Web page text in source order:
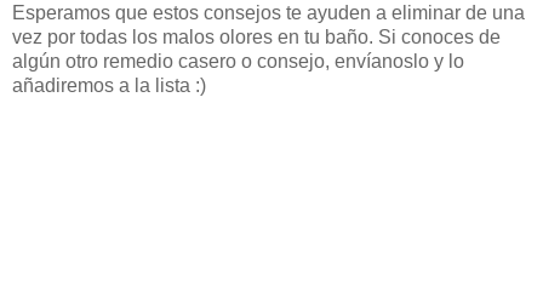
Esperamos que estos consejos te ayuden a eliminar de una
vez por todas los malos olores en tu baño. Si conoces de
algún otro remedio casero o consejo, envíanoslo y lo
añadiremos a la lista :)